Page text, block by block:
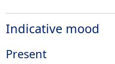
Indicative mood
Present